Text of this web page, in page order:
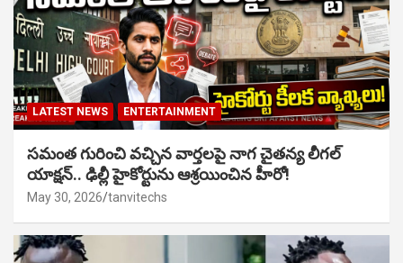
LATEST NEWS ENTERTAINMENT
సమంత గురించి వచ్చిన వార్తలపై నాగ చైతన్య లీగల్
యాక్షన్.. ఢిల్లీ హైకోర్టును ఆశ్రయించిన హీరో!
May 30, 2026 tanvitechs